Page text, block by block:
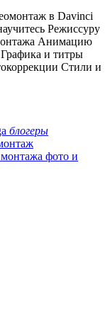
в Davinci
Режиссуру
Анимацию
Графика и титры
Стили и
блогеры
фото и